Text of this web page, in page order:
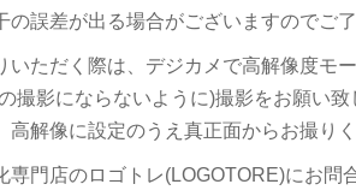
誤差が出る場合がございますのでご了
いただく際は、デジカメで高解像度モ
撮影にならないように)撮影をお願い
解像に設定のうえ真正面からお撮りく
専門店のロゴトレ(LOGOTORE)にお問